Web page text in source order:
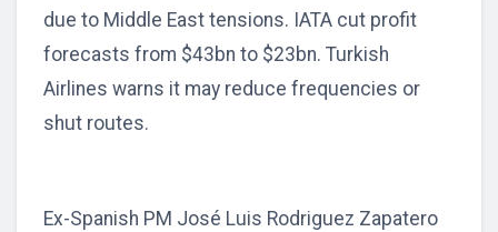
due to Middle East tensions. IATA cut profit
forecasts from $43bn to $23bn. Turkish
Airlines warns it may reduce frequencies or
shut routes.
Ex-Spanish PM José Luis Rodriguez Zapatero